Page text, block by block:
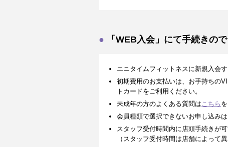
「WEB入会」にて手続きの
エニタイムフィットネスに新規入会
初期費用のお支払いは、お手持ちの
トカードをご利用ください。
未成年の方のよくある質問は こちら
会員種類で選択できないお申し込み
スタッフ受付時間内に店頭手続きが
（スタッフ受付時間は店舗によって